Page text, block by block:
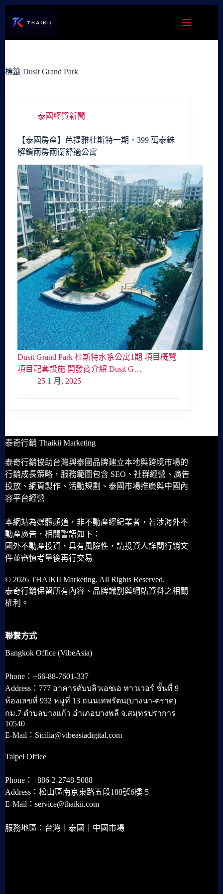
容
標籤 Dusit Grand Park
泰國經貿新聞
【泰國房產】芭提雅杜斯特一期，399 萬泰銖
解鎖兩房兩衛舒適公寓
Dusit Grand Park 杜斯特水系公寓1期 項目概覽
項目配套設施 開發商介紹 Dusit G…
25 1 月, 2025
泰奇行銷 Thaikii Marketing
泰奇行銷協助台灣與泰國品牌建立本地與跨境市場的
行銷成長策略，服務範圍包含 SEO、社群經營、廣告
投放、網頁製作、活動規劃、泰國市場推廣與中國內
容平台經營
本網站為媒體頻道，非不動產經紀業者，若涉海外不
動產廣告，相關警語如下：
國外不動產投資，具有風險性，請投資人詳閱行銷文
件並審慎考量後再行交易
© 2026 THAIKII Marketing. All Rights Reserved.
泰奇行銷保留所有內容、品牌識別與網站資料之相關
權利。
聯繫方式
Bangkok Office (VibeAsia)
Phone：+66-88-7601-337
Address：777 อาคารดับบลิวเอชเอ ทาวเวอร์ ชั้นที่ 9
ห้องเลขที่ 932 หมู่ที่ 13 ถนนเทพรัตน(บางนา-ตราด)
กม.7 ตำบลบางแก้ว อำเภอบางพลี จ.สมุทรปราการ
10540
E-Mail：Sicilia@vibeasiadigital.com
Taipei Office
Phone：+886-2-2748-5088
Address：松山區南京東路五段188號6樓-5
E-Mail：service@thaikii.com
服務地區：台灣｜泰國｜中國市場